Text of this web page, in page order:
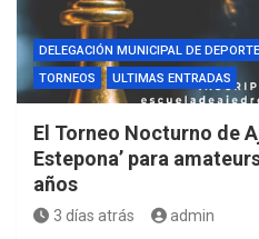
DELEGACIÓN MUNICIPAL DE
TORNEOS
ULTIMAS ENTRADAS
El Torneo Nocturno de
Estepona’ para
años
3 días atrás admin